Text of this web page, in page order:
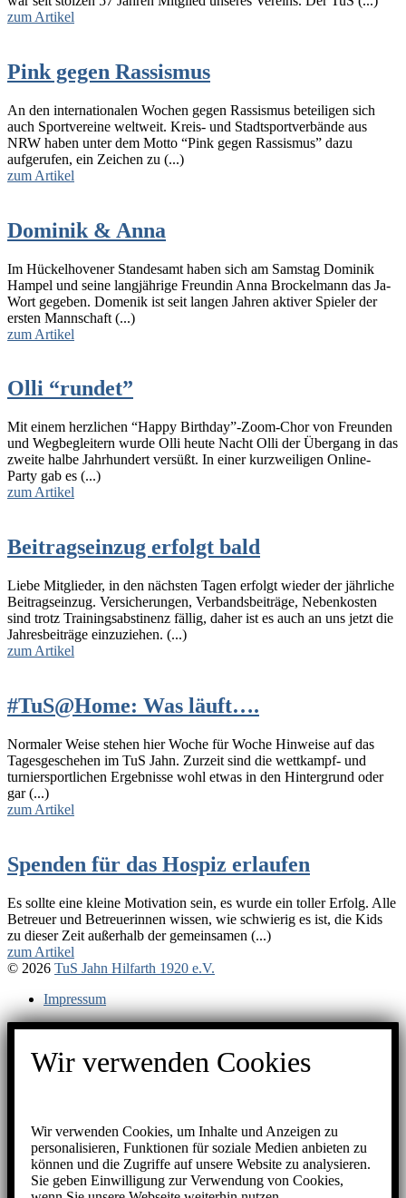
zum Artikel
Pink gegen Rassismus
An den internationalen Wochen gegen Rassismus beteiligen sich
auch Sportvereine weltweit. Kreis- und Stadtsportverbände aus
NRW haben unter dem Motto “Pink gegen Rassismus” dazu
aufgerufen, ein Zeichen zu (...)
zum Artikel
Dominik & Anna
Im Hückelhovener Standesamt haben sich am Samstag Dominik
Hampel und seine langjährige Freundin Anna Brockelmann das Ja-
Wort gegeben. Domenik ist seit langen Jahren aktiver Spieler der
ersten Mannschaft (...)
zum Artikel
Olli “rundet”
Mit einem herzlichen “Happy Birthday”-Zoom-Chor von Freunden
und Wegbegleitern wurde Olli heute Nacht Olli der Übergang in das
zweite halbe Jahrhundert versüßt. In einer kurzweiligen Online-
Party gab es (...)
zum Artikel
Beitragseinzug erfolgt bald
Liebe Mitglieder, in den nächsten Tagen erfolgt wieder der jährliche
Beitragseinzug. Versicherungen, Verbandsbeiträge, Nebenkosten
sind trotz Trainingsabstinenz fällig, daher ist es auch an uns jetzt die
Jahresbeiträge einzuziehen. (...)
zum Artikel
#TuS@Home: Was läuft….
Normaler Weise stehen hier Woche für Woche Hinweise auf das
Tagesgeschehen im TuS Jahn. Zurzeit sind die wettkampf- und
turniersportlichen Ergebnisse wohl etwas in den Hintergrund oder
gar (...)
zum Artikel
Spenden für das Hospiz erlaufen
Es sollte eine kleine Motivation sein, es wurde ein toller Erfolg. Alle
Betreuer und Betreuerinnen wissen, wie schwierig es ist, die Kids
zu dieser Zeit außerhalb der gemeinsamen (...)
zum Artikel
© 2026 TuS Jahn Hilfarth 1920 e.V.
Impressum
Wir verwenden Cookies
Wir verwenden Cookies, um Inhalte und Anzeigen zu
personalisieren, Funktionen für soziale Medien anbieten zu
können und die Zugriffe auf unsere Website zu analysieren.
Sie geben Einwilligung zur Verwendung von Cookies,